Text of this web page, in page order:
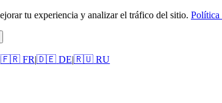
tu experiencia y analizar el tráfico del sitio. Política
|🇫🇷 FR|🇩🇪 DE|🇷🇺 RU